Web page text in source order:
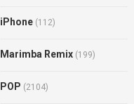
iPhone (112)
Marimba Remix (199)
POP (2104)